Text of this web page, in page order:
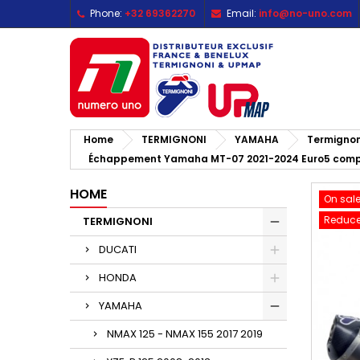
Phone: +32 69362270 Email: info@no-uno.com
Home TERMIGNONI YAMAHA
Échappement Yamaha MT-07 2021-2024 Euro5
HOME
TERMIGNONI
DUCATI
HONDA
YAMAHA
NMAX 125 - NMAX 155 2017 2019
On